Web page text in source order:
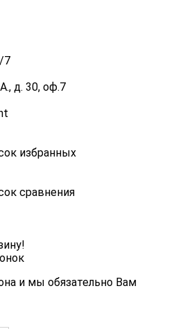
7
д. 30, оф.7
избранных
сравнения
и мы обязательно Вам